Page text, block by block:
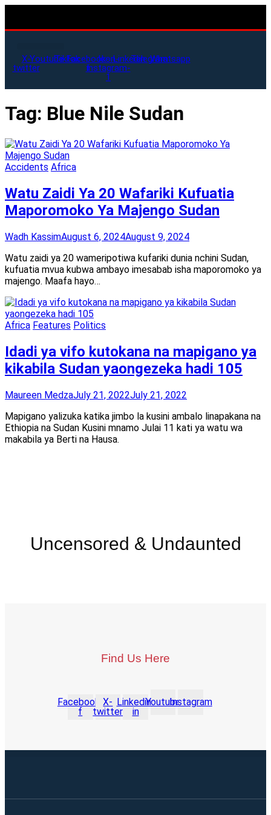
X-
twitter
YoutubeTiktokFacebook-
f
Icon-
instagram-
1
LinkedinTelegramWhatsapp
Tag: Blue Nile Sudan
Accidents Africa
Watu Zaidi Ya 20 Wafariki Kufuatia
Maporomoko Ya Majengo Sudan
Wadh KassimAugust 6, 2024August 9, 2024
Watu zaidi ya 20 wameripotiwa kufariki dunia nchini Sudan,
kufuatia mvua kubwa ambayo imesabab isha maporomoko ya
majengo. Maafa hayo…
Africa Features Politics
Idadi ya vifo kutokana na mapigano ya
kikabila Sudan yaongezeka hadi 105
Maureen MedzaJuly 21, 2022July 21, 2022
Mapigano yalizuka katika jimbo la kusini ambalo linapakana na
Ethiopia na Sudan Kusini mnamo Julai 11 kati ya watu wa
makabila ya Berti na Hausa.
Uncensored & Undaunted
Find Us Here
Facebook-
f
X-
twitter
Linkedin-
in
YoutubeInstagram